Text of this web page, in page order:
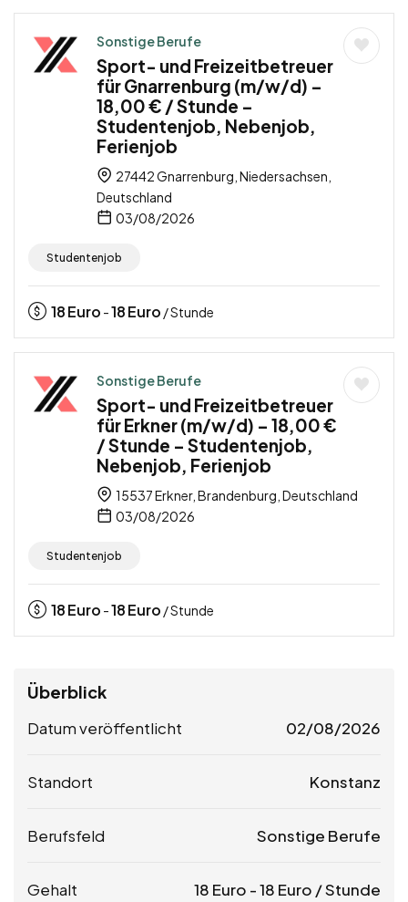
Sonstige Berufe
Sport- und Freizeitbetreuer
für Gnarrenburg (m/w/d) –
18,00 € / Stunde –
Studentenjob, Nebenjob,
Ferienjob
27442 Gnarrenburg, Niedersachsen,
Deutschland
03/08/2026
Studentenjob
18Euro -18Euro / Stunde
Sonstige Berufe
Sport- und Freizeitbetreuer
für Erkner (m/w/d) – 18,00 €
/ Stunde – Studentenjob,
Nebenjob, Ferienjob
15537 Erkner, Brandenburg, Deutschland
03/08/2026
Studentenjob
18Euro -18Euro / Stunde
Überblick
Datum veröffentlicht 02/08/2026
Standort Konstanz
Berufsfeld Sonstige Berufe
Gehalt 18 Euro -18 Euro / Stunde